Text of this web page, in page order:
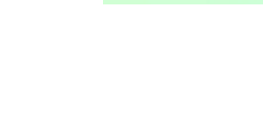
標と
して